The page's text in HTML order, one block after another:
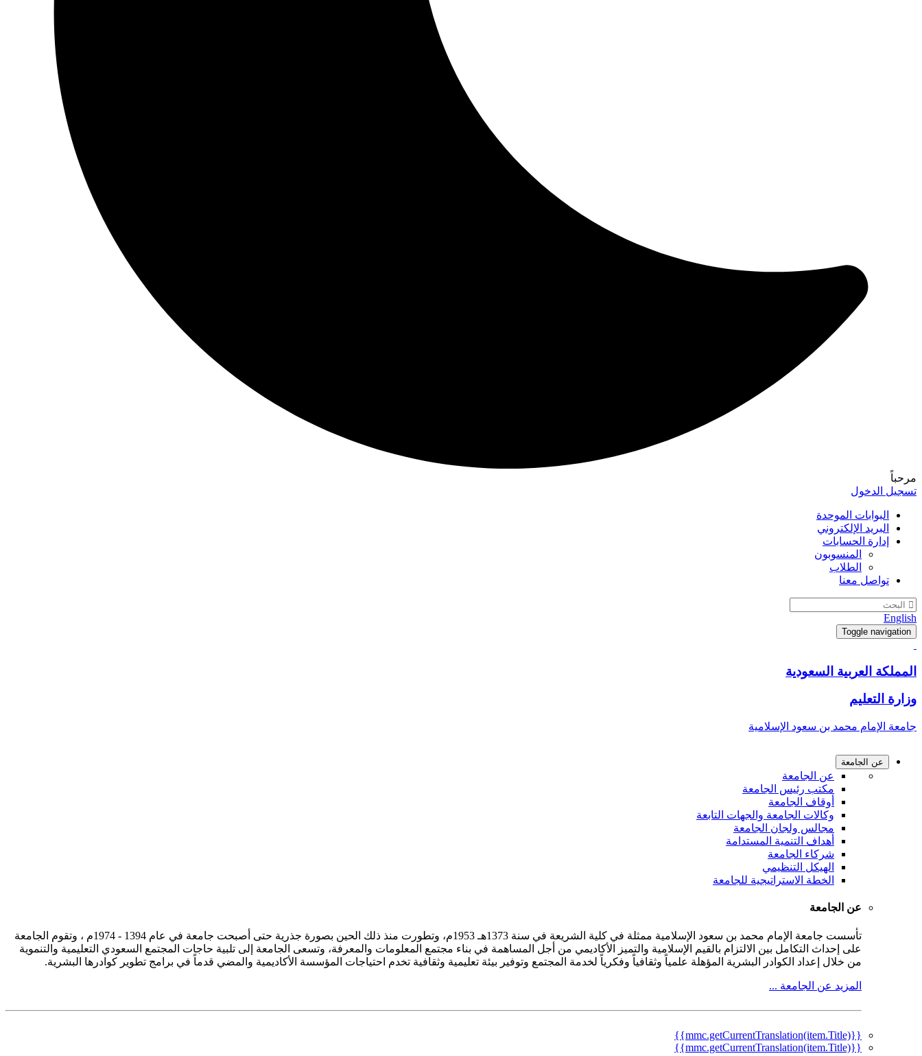
مرحباً
تسجيل الدخول
البوابات الموحدة
البريد الإلكتروني
إدارة الحسابات
المنسوبون
الطلاب
تواصل معنا
English
Toggle navigation
المملكة العربية السعودية
وزارة التعليم
جامعة الإمام محمد بن سعود الإسلامية
عن الجامعة
عن الجامعة
مكتب رئيس الجامعة
أوقاف الجامعة
وكالات الجامعة والجهات التابعة
مجالس ولجان الجامعة
أهداف التنمية المستدامة
شركاء الجامعة
الهيكل التنظيمي
الخطة الاستراتيجية للجامعة
عن الجامعة
تأسست جامعة الإمام محمد بن سعود الإسلامية ممثلة في كلية الشريعة في سنة 1373هـ 1953م، وتطورت منذ ذلك الحين بصورة جذرية حتى أصبحت جامعة في عام 1394 - 1974م ، وتقوم الجامعة
على إحداث التكامل بين الالتزام بالقيم الإسلامية والتميز الأكاديمي من أجل المساهمة في بناء مجتمع المعلومات والمعرفة، وتسعى الجامعة إلى تلبية حاجات المجتمع السعودي التعليمية والتنموية
من خلال إعداد الكوادر البشرية المؤهلة علمياً وثقافياً وفكرياً لخدمة المجتمع وتوفير بيئة تعليمية وثقافية تخدم احتياجات المؤسسة الأكاديمية والمضي قدماً في برامج تطوير كوادرها البشرية.
المزيد عن الجامعة ...
{{mmc.getCurrentTranslation(item.Title)}}
{{mmc.getCurrentTranslation(item.Title)}}